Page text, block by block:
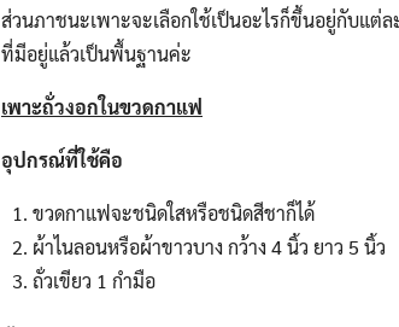
ส่วนภาชนะเพาะจะเลือกใช้เป็นอะไรก็ขึ้นอยู่กับแต่
ที่มีอยู่แล้วเป็นพื้นฐานค่ะ
เพาะถั่วงอกในขวดกาแฟ
อุปกรณ์ที่ใช้คือ
ขวดกาแฟจะชนิดใสหรือชนิดสีชาก็ได้
ผ้าไนลอนหรือผ้าขาวบาง กว้าง 4 นิ้ว ยาว 5 นิ้ว
ถั่วเขียว 1 กำมือ